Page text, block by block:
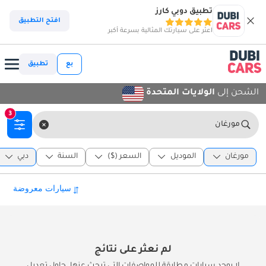
تطبيق دوبي كارز
اعثر على سيارتك المثالية بسرعة أكبر
افتح التطبيق
بع تطبيق
الشحن إلى الولايات المتحدة
مورغان
3
مورغان الموديل السعر ($) السنة دبي
لم نعثر على نتائج